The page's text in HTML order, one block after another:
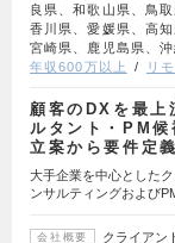
良県、和歌山県、鳥
香川県、愛媛県、高
宮崎県、鹿児島県、沖
年収600万以上
リ
顧客のDXを最上
ルタント・PM候
立案から要件定
大手企業を中心とした
ンサルティングおよび
会社概要
クライアン